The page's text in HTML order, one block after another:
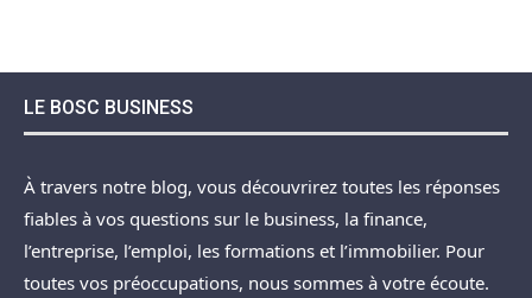
LE BOSC BUSINESS
À travers notre blog, vous découvrirez toutes les réponses
fiables à vos questions sur le business, la finance,
l’entreprise, l’emploi, les formations et l’immobilier. Pour
toutes vos préoccupations, nous sommes à votre écoute.